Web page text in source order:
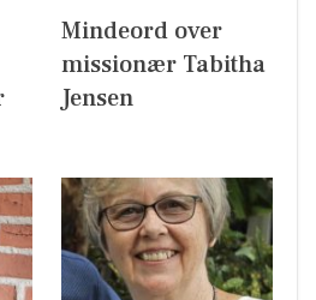
Mindeord over
missionær Tabitha
Jensen